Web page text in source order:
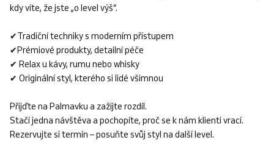
kdy víte, že jste „o level výš“.
✔Tradiční techniky s moderním přístupem
✔Prémiové produkty, detailní péče
✔ Relax u kávy, rumu nebo whisky
✔ Originální styl, kterého si lidé všimnou
Přijďte na Palmavku a zažijte rozdíl.
Stačí jedna návštěva a pochopíte, proč se k nám klienti vrací.
Rezervujte si termín – posuňte svůj styl na další level.